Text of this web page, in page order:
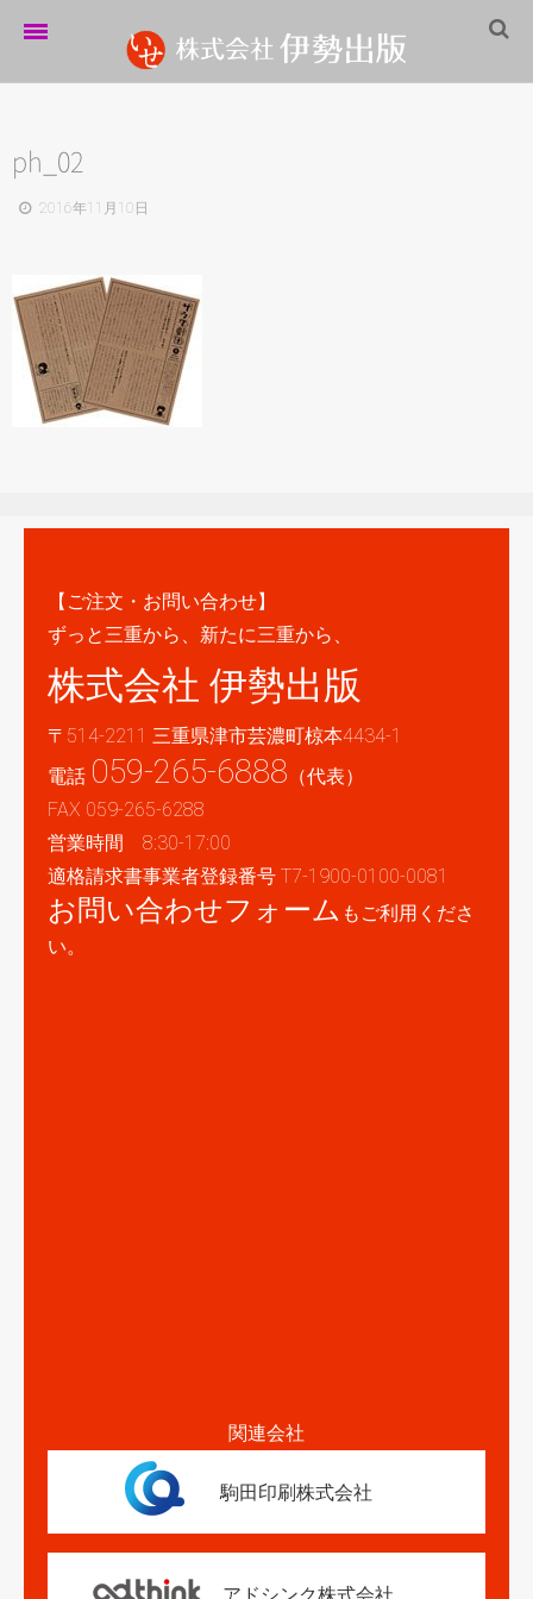
伊勢出版だより
営業案内
企業情報
採用情報
パートナーシップ
ph_02
2016年11月10日
【ご注文・お問い合わせ】
ずっと三重から、新たに三重から、
株式会社 伊勢出版
〒514-2211 三重県津市芸濃町椋本4434-1
電話 059-265-6888 （代表）
FAX 059-265-6288
営業時間 8:30-17:00
適格請求書事業者登録番号 T7-1900-0100-0081
お問い合わせフォーム もご利用くださ
い。
関連会社
駒田印刷株式会社
アドシンク株式会社